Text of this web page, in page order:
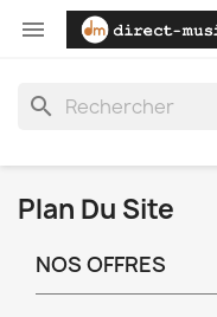

search
Plan Du Site
NOS OFFRES